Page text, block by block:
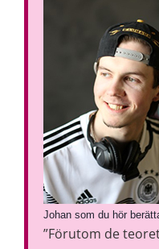
Johan som du hör
”Förutom de